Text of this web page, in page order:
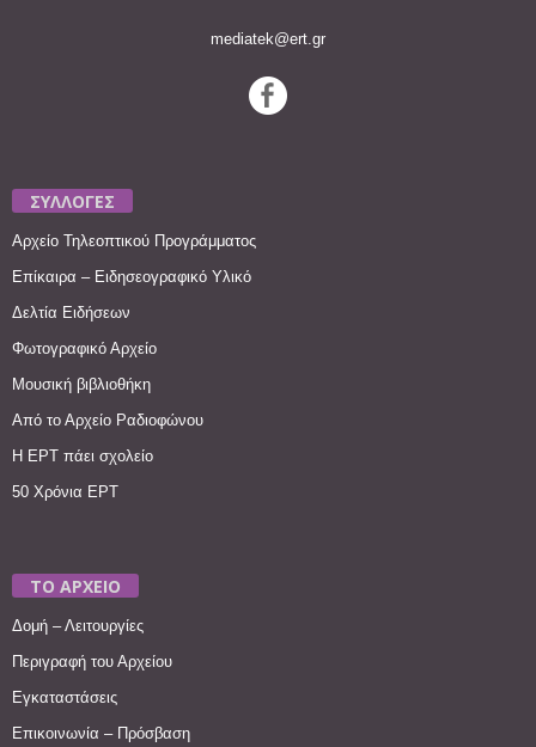
mediatek@ert.gr
ΣΥΛΛΟΓΕΣ
Αρχείο Τηλεοπτικού Προγράμματος
Επίκαιρα – Ειδησεογραφικό Υλικό
Δελτία Ειδήσεων
Φωτογραφικό Αρχείο
Μουσική βιβλιοθήκη
Από το Αρχείο Ραδιοφώνου
Η ΕΡΤ πάει σχολείο
50 Χρόνια ΕΡΤ
ΤΟ ΑΡΧΕΙΟ
Δομή – Λειτουργίες
Περιγραφή του Αρχείου
Εγκαταστάσεις
Επικοινωνία – Πρόσβαση